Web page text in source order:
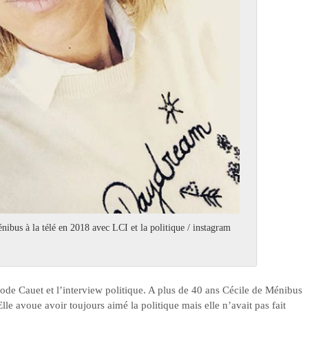
à la télé en 2018 avec LCI et la politique / instagram
Cauet et l’interview politique. A plus de 40 ans Cécile de Ménibus
avoue avoir toujours aimé la politique mais elle n’avait pas fait